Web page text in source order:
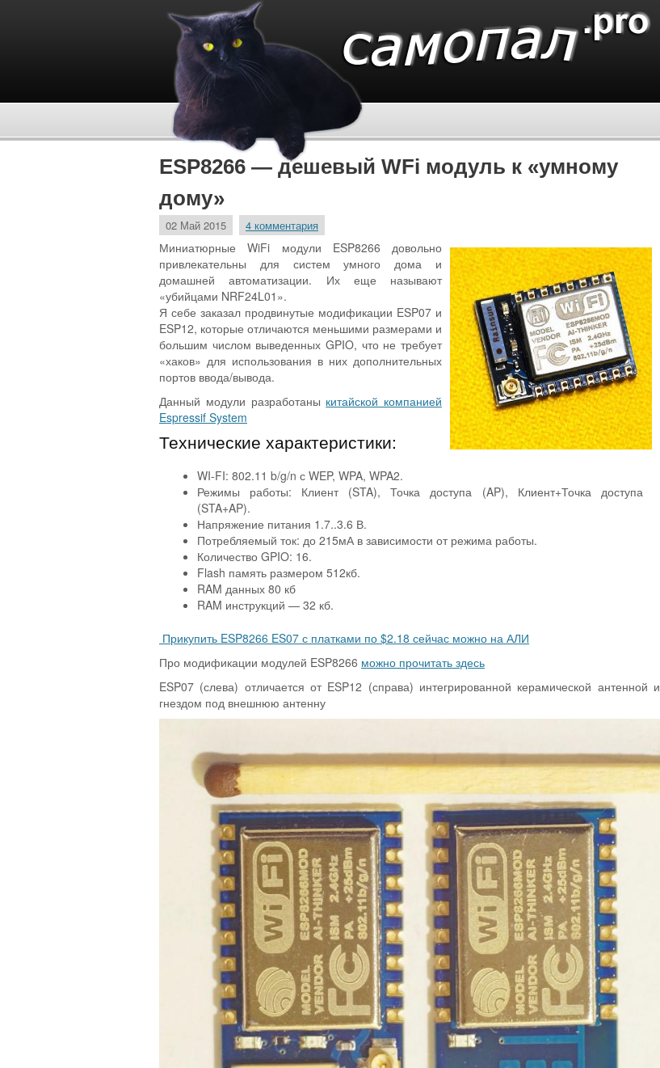
ESP8266 — дешевый WFi модуль к «умному
дому»
02 Май 2015 4 комментария
Миниатюрные WiFi модули ESP8266 довольно
привлекательны для систем умного дома и
домашней автоматизации. Их еще называют
«убийцами NRF24L01».
Я себе заказал продвинутые модификации ESP07 и
ESP12, которые отличаются меньшими размерами и
большим числом выведенных GPIO, что не требует
«хаков» для использования в них дополнительных
портов ввода/вывода.
Данный модули разработаны китайской компанией
Espressif System
Технические характеристики:
WI-FI: 802.11 b/g/n с WEP, WPA, WPA2.
Режимы работы: Клиент (STA), Точка доступа (AP), Клиент+Точка доступа
(STA+AP).
Напряжение питания 1.7..3.6 В.
Потребляемый ток: до 215мА в зависимости от режима работы.
Количество GPIO: 16.
Flash память размером 512кб.
RAM данных 80 кб
RAM инструкций — 32 кб.
Прикупить ESP8266 ES07 с платками по $2.18 сейчас можно на АЛИ
Про модификации модулей ESP8266 можно прочитать здесь
ESP07 (слева) отличается от ESP12 (справа) интегрированной керамической антенной и
гнездом под внешнюю антенну